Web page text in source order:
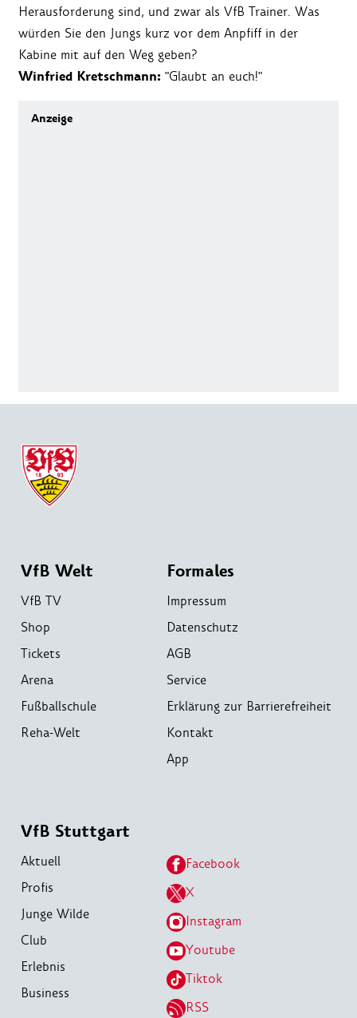
Herausforderung sind, und zwar als VfB Trainer. Was
würden Sie den Jungs kurz vor dem Anpfiff in der
Kabine mit auf den Weg geben?
Winfried Kretschmann: "Glaubt an euch!"
VfB Welt
VfB TV
Shop
Tickets
Arena
Fußballschule
Reha-Welt
Formales
Impressum
Datenschutz
AGB
Service
Erklärung zur Barrierefreiheit
Kontakt
App
VfB Stuttgart
Aktuell
Profis
Junge Wilde
Club
Erlebnis
Business
Facebook
X
Instagram
Youtube
Tiktok
RSS